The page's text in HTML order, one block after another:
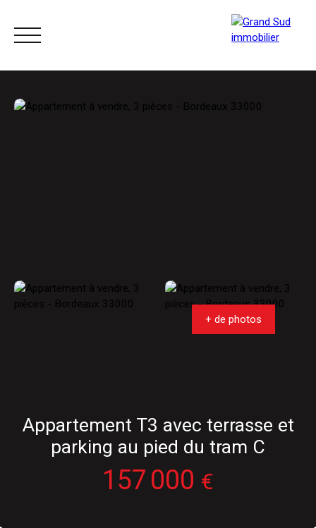
+ de photos
Appartement T3 avec terrasse et
parking au pied du tram C
157 000 €